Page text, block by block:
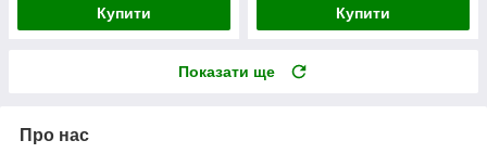
Купити Купити
Показати ще
Про нас